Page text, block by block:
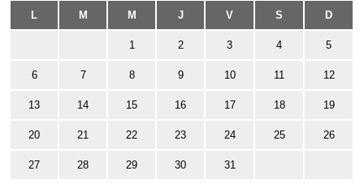
L M M J V S D
1 2 3 4 5
6 7 8 9 10 11 12
13 14 15 16 17 18 19
20 21 22 23 24 25 26
27 28 29 30 31